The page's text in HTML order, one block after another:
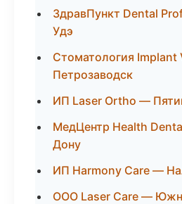
ЗдравПункт Dental
Удэ
Стоматология
Петрозаводск
ИП Laser Ortho —
МедЦентр Health
Дону
ИП Harmony Care —
ООО Laser Care —